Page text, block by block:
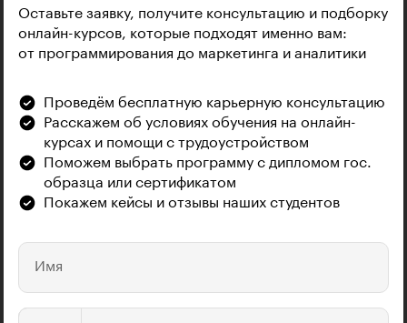
Оставьте заявку, получите консультацию и подборку
онлайн-курсов, которые подходят именно вам:
от программирования до маркетинга и аналитики
Проведём бесплатную карьерную консультацию
Расскажем об условиях обучения на онлайн-
курсах и помощи с трудоустройством
Поможем выбрать программу с дипломом гос.
образца или сертификатом
Покажем кейсы и отзывы наших студентов
Имя